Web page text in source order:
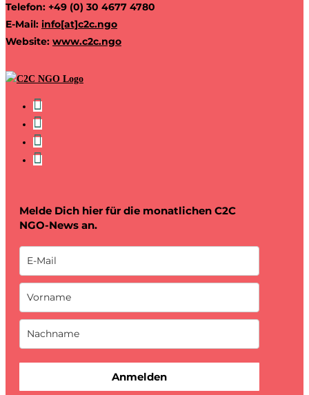
Telefon: +49 (0) 30 4677 4780
E-Mail: info[at]c2c.ngo
Website: www.c2c.ngo
Melde Dich hier für die monatlichen C2C
NGO-News an.
Anmelden